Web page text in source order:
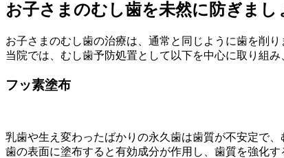
お子さまのむし歯を未然に防ぎまし
お子さまのむし歯の治療は、通常と同じように歯を削
当院では、むし歯予防処置として以下を中心に取り組
フッ素塗布
乳歯や生え変わったばかりの永久歯は歯質が不安定で
歯の表面に塗布すると有効成分が作用し、歯質を強化